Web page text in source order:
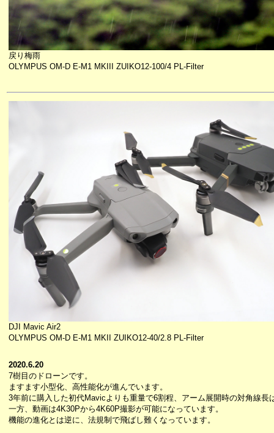
戻り梅雨
OLYMPUS OM-D E-M1 MKIII ZUIKO12-100/4 PL-Filter
DJI Mavic Air2
OLYMPUS OM-D E-M1 MKII ZUIKO12-40/2.8 PL-Filter
2020.6.20
7樹目のドローンです。
ますます小型化、高性能化が進んでいます。
3年前に購入した初代Mavicよりも重量で6割程、アーム展開時の対角線長
一方、動画は4K30Pから4K60P撮影が可能になっています。
機能の進化とは逆に、法規制で飛ばし難くなっています。